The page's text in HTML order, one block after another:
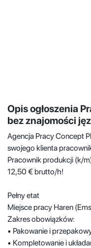
Opis ogłoszenia
bez znajomości
Agencja Pracy Concept
swojego klienta
Pracownik produkcji (k/
12,50 € brutto/h!
Pełny etat
Miejsce pracy Haren
Zakres obowiązków:
• Pakowanie i
• Kompletowanie i